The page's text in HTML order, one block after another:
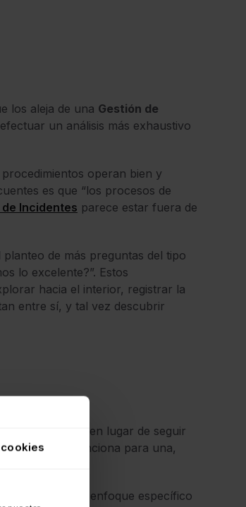
los aleja de una Gestión de
un análisis más exhaustivo
operan bien y
es que “los procesos de
Incidentes parece estar fuera de
de más preguntas del tipo
lo excelente?”. Estos
hacia el interior, registrar la
entre sí, y tal vez descubrir
prácticas, en lugar de seguir
algo que funciona para una,
aporta un enfoque específico